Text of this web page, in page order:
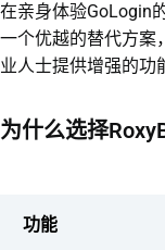
在亲身体验GoLogin
一个优越的替代方案
业人士提供增强的功
为什么选择
功能